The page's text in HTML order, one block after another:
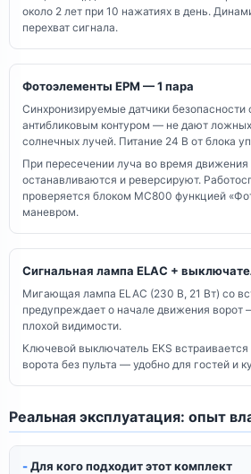
около 2 лет при 10 нажатиях в день.
перехват сигнала.
Фотоэлементы EPM — 1 пара
Синхронизируемые датчики безопасности
антибликовым контуром — не дают
солнечных лучей. Питание 24 В от блока
При пересечении луча во время движения
останавливаются и реверсируют.
проверяется блоком MC800 функцией
маневром.
Сигнальная лампа ELAC +
Мигающая лампа ELAC (230 В, 21 Вт) со
предупреждает о начале движения ворот
плохой видимости.
Ключевой выключатель EKS встраивается
ворота без пульта — удобно для гостей и
Реальная эксплуатация: опыт
Для кого подходит этот комплект